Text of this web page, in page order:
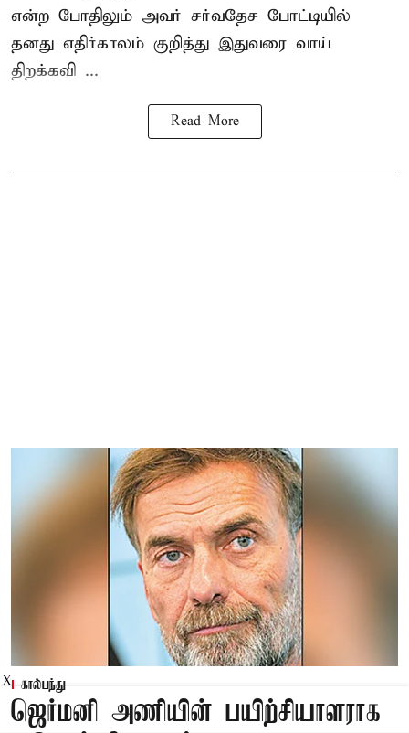
என்ற போதிலும் அவர் சர்வதேச போட்டியில்
தனது எதிர்காலம் குறித்து இதுவரை வாய்
திறக்கவி ...
Read More
கால்பந்து
ஜெர்மனி அணியின் பயிற்சியாளராக
X